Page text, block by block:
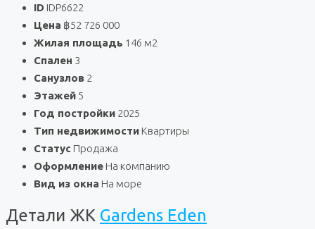
ID IDP6622
Цена ฿52 726 000
Жилая площадь 146 м2
Спален 3
Санузлов 2
Этажей 5
Год постройки 2025
Тип недвижимости Квартиры
Статус Продажа
Оформление На компанию
Вид из окна На море
Детали ЖК Gardens Eden